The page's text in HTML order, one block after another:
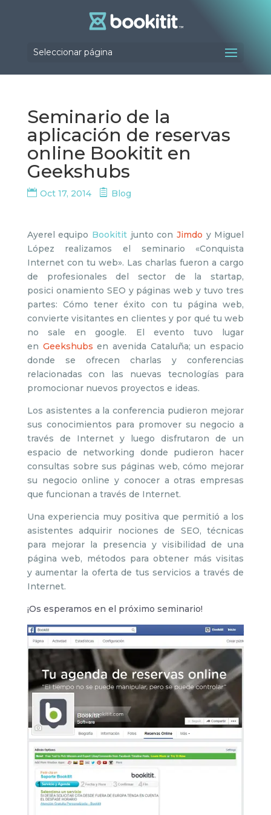
Seleccionar página
Seminario de la
aplicación de reservas
online Bookitit en
Geekshubs
Oct 17, 2014 Blog
Ayerel equipo Bookitit junto con Jimdo y Miguel
López realizamos el seminario «Conquista
Internet con tu web». Las charlas fueron a cargo
de profesionales del sector de la startap,
posici onamiento SEO y páginas web y tuvo tres
partes: Cómo tener éxito con tu página web,
convierte visitantes en clientes y por qué tu web
no sale en google. El evento tuvo lugar
en Geekshubs en avenida Cataluña; un espacio
donde se ofrecen charlas y conferencias
relacionadas con las nuevas tecnologías para
promocionar nuevos proyectos e ideas.
Los asistentes a la conferencia pudieron mejorar
sus conocimientos para promover su negocio a
través de Internet y luego disfrutaron de un
espacio de networking donde pudieron hacer
consultas sobre sus páginas web, cómo mejorar
su negocio online y conocer a otras empresas
que funcionan a través de Internet.
Una experiencia muy positiva que permitió a los
asistentes adquirir nociones de SEO, técnicas
para mejorar la presencia y visibilidad de una
página web, métodos para obtener más visitas
y aumentar la oferta de tus servicios a través de
Internet.
¡Os esperamos en el próximo seminario!